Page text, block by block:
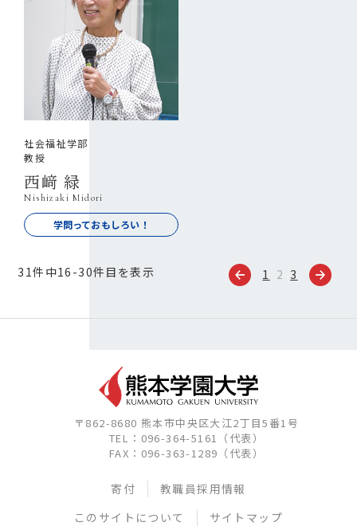
社会福祉学部
教授
西﨑 緑
Nishizaki Midori
学問っておもしろい！
31件中16-30件目を表示 1 2 3
〒862-8680 熊本市中央区大江2丁目5番1号
TEL：096-364-5161（代表）
FAX：096-363-1289（代表）
寄付
教職員採用情報
このサイトについて
サイトマップ